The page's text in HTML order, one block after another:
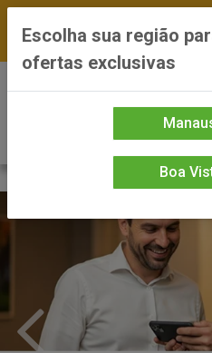
*Preços exclusivos do
Escolha sua região
ofertas exclusivas
Boa